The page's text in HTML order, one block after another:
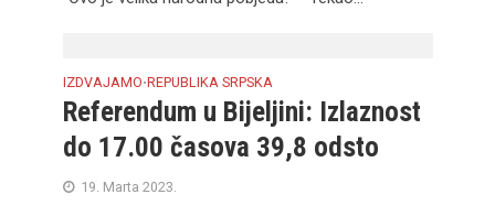
IZDVAJAMO•REPUBLIKA SRPSKA
Referendum u Bijeljini: Izlaznost
do 17.00 časova 39,8 odsto
19. Marta 2023.